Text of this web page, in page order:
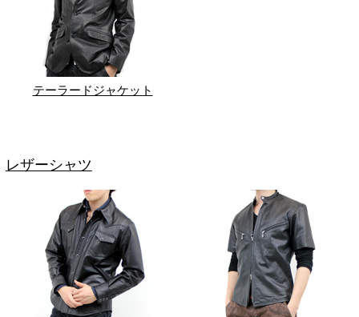
テーラードジャケット
レザーシャツ